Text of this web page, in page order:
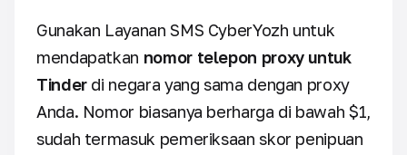
Gunakan Layanan SMS CyberYozh untuk
mendapatkan nomor telepon proxy untuk
Tinderdi negara yang sama dengan proxy
Anda. Nomor biasanya berharga di bawah $1,
sudah termasuk pemeriksaan skor penipuan